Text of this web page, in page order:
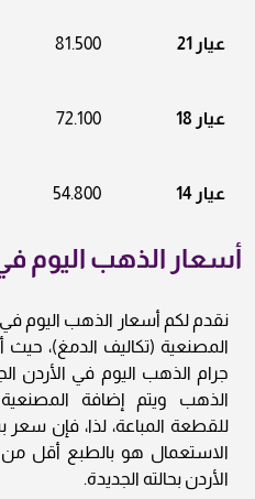
عيار 21 81.500
عيار 18 72.100
عيار 14 54.800
أسعار الذهب اليوم
نقدم لكم أسعار الذهب اليوم
المصنعية (تكاليف الدمغ)،
الذهب ويتم إضافة
للقطعة المباعة، لذا، فإن
الاستعمال هو بالطبع أقل
الأردن بحالته الجديدة.